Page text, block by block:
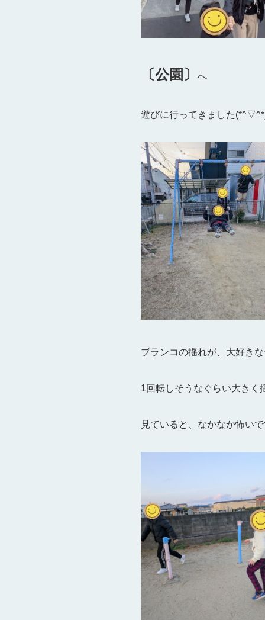
〔公園〕 へ
遊びに行ってきました
ブランコの揺れが、大好き
1回転しそうなぐらい大きく
見ていると、なかなか怖い